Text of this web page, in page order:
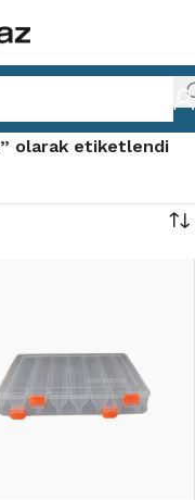
olarak etiketlendi